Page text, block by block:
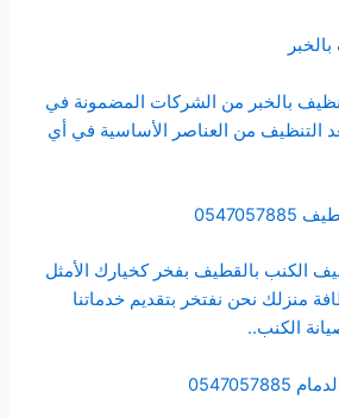
بالخبر من الشركات المضمونة في
التنظيف من العناصر الأساسية في أي
الكنب بالقطيف بفخر كخيارك الأمثل
منزلك نحن نفتخر بتقديم خدماتنا
الكنب..